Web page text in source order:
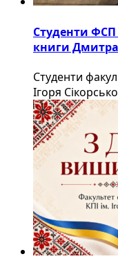
Студенти ФСП
книги
Студенти
Ігоря